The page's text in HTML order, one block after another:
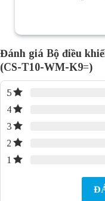
Đánh giá Bộ điều
(CS-T10-WM-K9=)
5
4
3
2
1